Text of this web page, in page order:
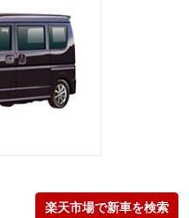
楽天市場で新車を検索